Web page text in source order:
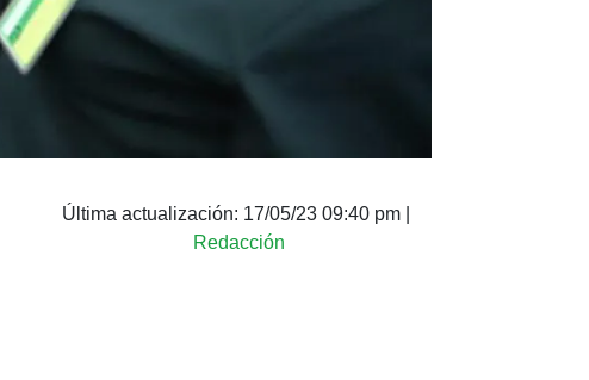
Última actualización: 17/05/23 09:40 pm
Redacción